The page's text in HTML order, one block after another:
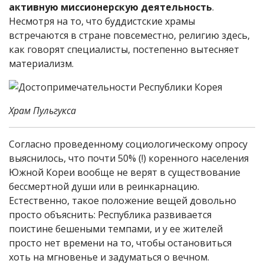
активную миссионерскую деятельность.
Несмотря на то, что буддистские храмы
встречаются в стране повсеместно, религию здесь,
как говорят специалисты, постепенно вытесняет
материализм.
Храм Пульгукса
Согласно проведенному социологическому опросу
выяснилось, что почти 50% (!) коренного населения
Южной Кореи вообще не верят в существование
бессмертной души или в реинкарнацию.
Естественно, такое положение вещей довольно
просто объяснить: Республика развивается
поистине бешеными темпами, и у ее жителей
просто нет времени на то, чтобы остановиться
хоть на мгновенье и задуматься о вечном.